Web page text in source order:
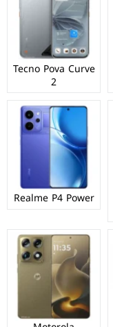
Tecno Pova Curve
2
Realme P4 Power